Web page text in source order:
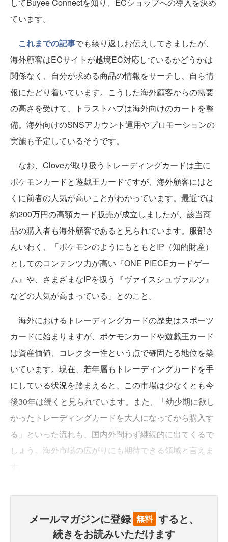
してBuyee Connectを知り、ECショップへの導入を決め
ています。
これまでの記事でも繰り返しお伝えしてきましたが、
海外顧客はECサイトが越境EC対応しているかどうかは
関係なく、自分が求める商品の情報をサーチし、自ら情
報にたどり着いています。こうした海外顧客からの需要
の高さを受けて、トラストハブは海外向けのカートを整
備。海外向けのSNSアカウント運用やプロモーションの
実施も予定しているそうです。
なお、Cloveが取り扱うトレーディングカードは主に
ポケモンカードと遊戯王カードですが、海外顧客にはと
くに前者の人気が高いことがわかっています。最近では
約200万円の高額カード販売が成立しましたが、該当商
品の購入者も海外顧客であると見られています。服部さ
んいわく、「ポケモンのようにもともとIP（知的財産）
としてのコンテンツ力が高い『ONE PIECEカードゲー
ム』や、さまざまなIPを扱う『ヴァイスシュヴァルツ』
などの人気が高まっている」とのこと。
海外におけるトレーディングカードの歴史はスポーツ
カードに始まりますが、ポケモンカードや遊戯王カード
は資産価値、コレクター性という点で確固たる地位を築
いています。現在、若年層もトレーディングカードを手
にしている状況を踏まえると、この市場は少なくとも今
後30年は続くと見られています。また、「幼少期に欲し
かったトレーディングカードを大人になってから購入す
る」といった流れも、国内外問わず継続的に出てくるで
しょう。海外市場の広がりにも期待できる領域と言えま
メールマガジンに登録 無料 すると、
続きをお読みいただけます